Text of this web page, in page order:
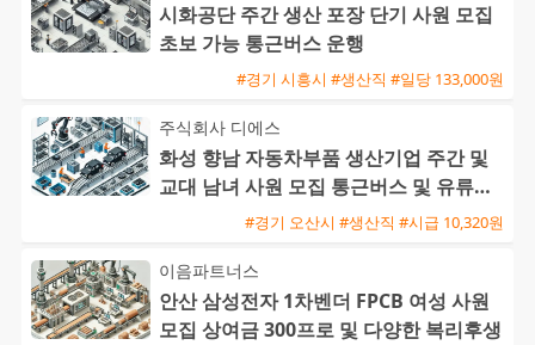
시화공단 주간 생산 포장 단기 사원 모집
초보 가능 통근버스 운행
#경기 시흥시 #생산직 #일당 133,000원
주식회사 디에스
화성 향남 자동차부품 생산기업 주간 및
교대 남녀 사원 모집 통근버스 및 유류비
#경기 오산시 #생산직 #시급 10,320원
이음파트너스
안산 삼성전자 1차벤더 FPCB 여성 사원
모집 상여금 300프로 및 다양한 복리후생